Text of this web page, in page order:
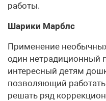
работы.
Шарики Марблс
Применение
один нетрадиционный
интересный детям
позволяющий
решать ряд